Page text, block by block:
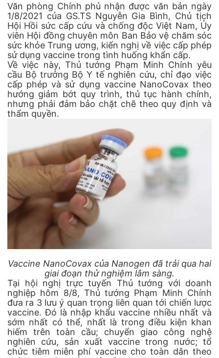
Văn phòng Chính phủ nhận được văn bản ngày
1/8/2021 của GS.TS Nguyễn Gia Bình, Chủ tịch
Hội Hồi sức cấp cứu và chống độc Việt Nam, Ủy
viên Hội đồng chuyên môn Ban Bảo vệ chăm sóc
sức khỏe Trung ương, kiến nghị về việc cấp phép
sử dụng vaccine trong tình huống khẩn cấp.
Về việc này, Thủ tướng Phạm Minh Chính yêu
cầu Bộ trưởng Bộ Y tế nghiên cứu, chỉ đạo việc
cấp phép và sử dụng vaccine NanoCovax theo
hướng giảm bớt quy trình, thủ tục hành chính,
nhưng phải đảm bảo chặt chẽ theo quy định và
thẩm quyền.
Vaccine NanoCovax của Nanogen đã trải qua hai
giai đoạn thử nghiệm lâm sàng.
Tại hội nghị trực tuyến Thủ tướng với doanh
nghiệp hôm 8/8, Thủ tướng Phạm Minh Chính
đưa ra 3 lưu ý quan trọng liên quan tới chiến lược
vaccine. Đó là nhập khẩu vaccine nhiều nhất và
sớm nhất có thể, nhất là trong điều kiện khan
hiếm trên toàn cầu; chuyển giao công nghệ
nghiên cứu, sản xuất vaccine trong nước; tổ
chức tiêm miễn phí vaccine cho toàn dân theo